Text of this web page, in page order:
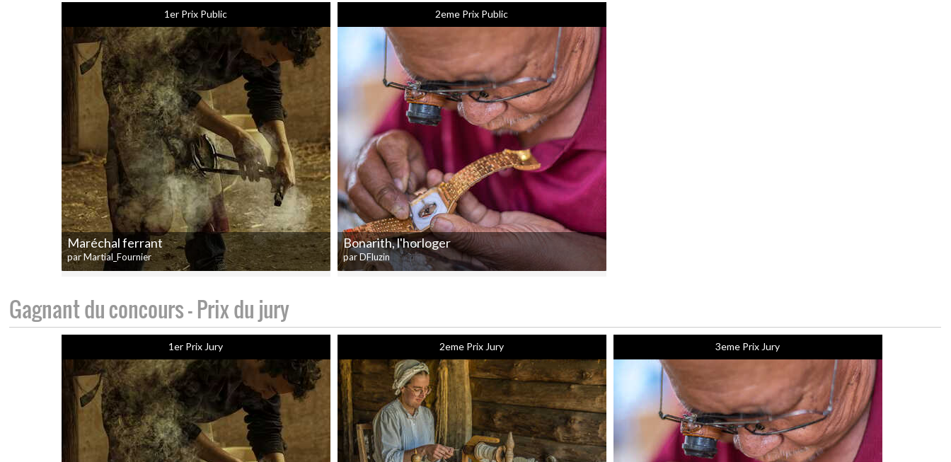
1er Prix Public
Maréchal ferrant
par Martial_Fournier
2eme Prix Public
Bonarith, l'horloger
par DFluzin
Gagnant du concours - Prix du jury
1er Prix Jury 2eme Prix Jury 3eme Prix Jury